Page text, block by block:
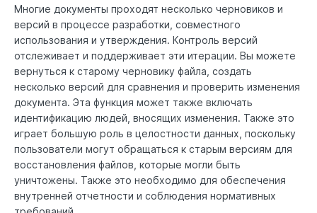
Многие документы проходят несколько черновиков и
версий в процессе разработки, совместного
использования и утверждения. Контроль версий
отслеживает и поддерживает эти итерации. Вы можете
вернуться к старому черновику файла, создать
несколько версий для сравнения и проверить изменения
документа. Эта функция может также включать
идентификацию людей, вносящих изменения. Также это
играет большую роль в целостности данных, поскольку
пользователи могут обращаться к старым версиям для
восстановления файлов, которые могли быть
уничтожены. Также это необходимо для обеспечения
внутренней отчетности и соблюдения нормативных